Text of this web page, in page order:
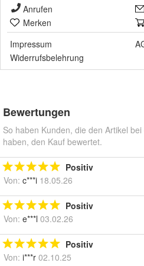
Anrufen
Merken
Impressum
Widerrufsbelehrung
Bewertungen
So haben Kunden, die den Artikel
haben, den Kauf bewertet.
Positiv
Von: c***i 18.05.26
Positiv
Von: e***l 03.02.26
Positiv
Von: i***r 02.10.25